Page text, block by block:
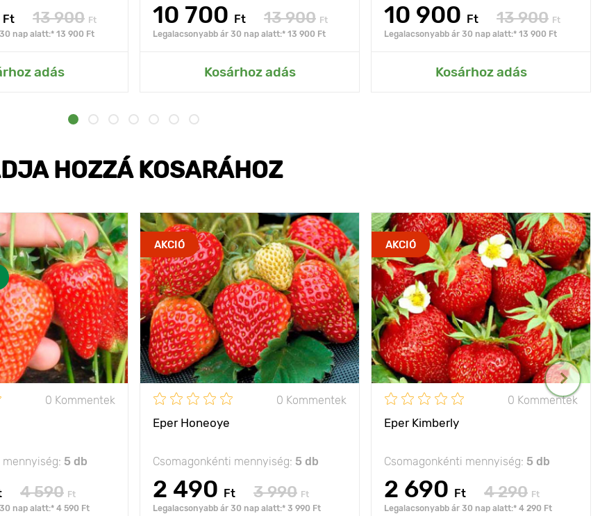
Ft 13 900 Ft
nap alatt:* 13 900 Ft
adás
10 700 Ft 13 900 Ft
Legalacsonyabb ár 30 nap alatt:* 13 900 Ft
Kosárhoz adás
10 900 Ft 13 900 Ft
Legalacsonyabb ár 30 nap alatt:* 13 900 Ft
Kosárhoz adás
HOZZÁ KOSARÁHOZ
0 Kommentek
5 db
4 590 Ft
nap alatt:* 4 590 Ft
AKCIÓ
0 Kommentek
Eper Honeoye
Csomagonkénti mennyiség: 5 db
2 490 Ft 3 990 Ft
Legalacsonyabb ár 30 nap alatt:* 3 990 Ft
AKCIÓ
0 Kommentek
Eper Kimberly
Csomagonkénti mennyiség: 5 db
2 690 Ft 4 290 Ft
Legalacsonyabb ár 30 nap alatt:* 4 290 Ft